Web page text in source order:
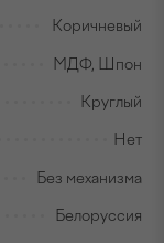
Коричневый
МДФ, Шпон
Круглый
Нет
Без механизма
Белоруссия